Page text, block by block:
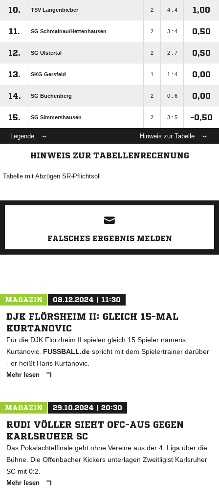
10. TSV Langenbieber 2 4 : 4 1,00
11. SG Schmalnau/​Hettenhausen 2 3 : 4 0,50
12. SG Ulstertal 2 2 : 7 0,50
13. SKG Gersfeld 1 1 : 4 0,00
14. SG Büchenberg 2 0 : 6 0,00
15. SG Simmershausen 2 3 : 5 -0,50
Legende Hinweis zur Tabelle
HINWEIS ZUR TABELLENRECHNUNG
Tabelle mit Abzügen SR-Pflichtsoll
ANZEIGE
FALSCHES ERGEBNIS MELDEN
MAGAZIN 08.12.2024 | 11:30
DJK FLÖRSHEIM II: GLEICH 15-MAL
KURTANOVIC
Für die DJK Flörzheim II spielen gleich 15 Spieler namens
Kurtanovic. FUSSBALL.de spricht mit dem Spielertrainer darüber
- er heißt Haris Kurtanovic.
Mehr lesen
MAGAZIN 29.10.2024 | 20:30
RUDI VÖLLER SIEHT OFC-AUS GEGEN
KARLSRUHER SC
Das Pokalachtelfinale geht ohne Vereine aus der 4. Liga über die
Bühne. Die Offenbacher Kickers unterlagen Zweitligist Karlsruher
SC mit 0:2.
Mehr lesen